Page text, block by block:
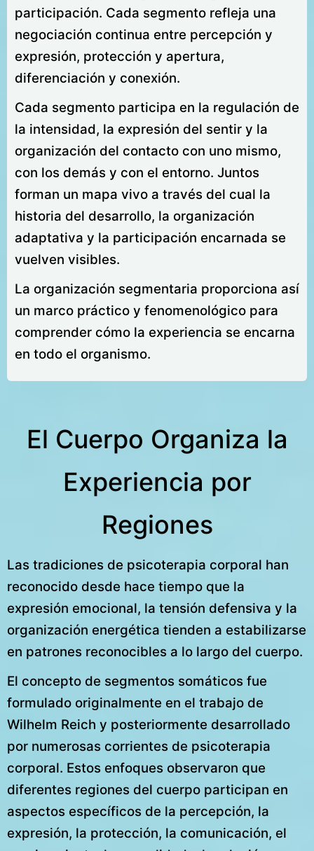
participación. Cada segmento refleja una
negociación continua entre percepción y
expresión, protección y apertura,
diferenciación y conexión.
Cada segmento participa en la regulación de
la intensidad, la expresión del sentir y la
organización del contacto con uno mismo,
con los demás y con el entorno. Juntos
forman un mapa vivo a través del cual la
historia del desarrollo, la organización
adaptativa y la participación encarnada se
vuelven visibles.
La organización segmentaria proporciona así
un marco práctico y fenomenológico para
comprender cómo la experiencia se encarna
en todo el organismo.
El Cuerpo Organiza la
Experiencia por
Regiones
Las tradiciones de psicoterapia corporal han
reconocido desde hace tiempo que la
expresión emocional, la tensión defensiva y la
organización energética tienden a estabilizarse
en patrones reconocibles a lo largo del cuerpo.
El concepto de segmentos somáticos fue
formulado originalmente en el trabajo de
Wilhelm Reich y posteriormente desarrollado
por numerosas corrientes de psicoterapia
corporal. Estos enfoques observaron que
diferentes regiones del cuerpo participan en
aspectos específicos de la percepción, la
expresión, la protección, la comunicación, el